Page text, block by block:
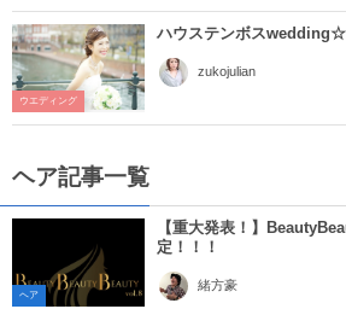
ウエディング
ハウステンボスwedding☆
zukojulian
ヘア記事一覧
ヘア
【重大発表！】
定！！！
緒方豪